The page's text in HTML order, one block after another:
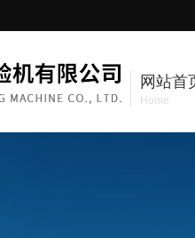
网站首
Home